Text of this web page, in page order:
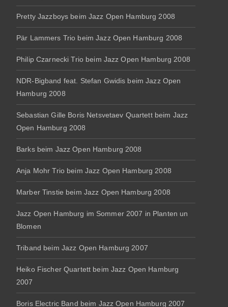
Pretty Jazzboys beim Jazz Open Hamburg 2008
Pär Lammers Trio beim Jazz Open Hamburg 2008
Philip Czarnecki Trio beim Jazz Open Hamburg 2008
NDR-Bigband feat. Stefan Gwidis beim Jazz Open
Hamburg 2008
Sebastian Gille Boris Netsvetaev Quartett beim Jazz
Open Hamburg 2008
Barks beim Jazz Open Hamburg 2008
Anja Mohr Trio beim Jazz Open Hamburg 2008
Marber Tinstie beim Jazz Open Hamburg 2008
Jazz Open Hamburg im Sommer 2007 in Planten un
Blomen
Triband beim Jazz Open Hamburg 2007
Heiko Fischer Quartett beim Jazz Open Hamburg
2007
Boris Electric Band beim Jazz Open Hamburg 2007